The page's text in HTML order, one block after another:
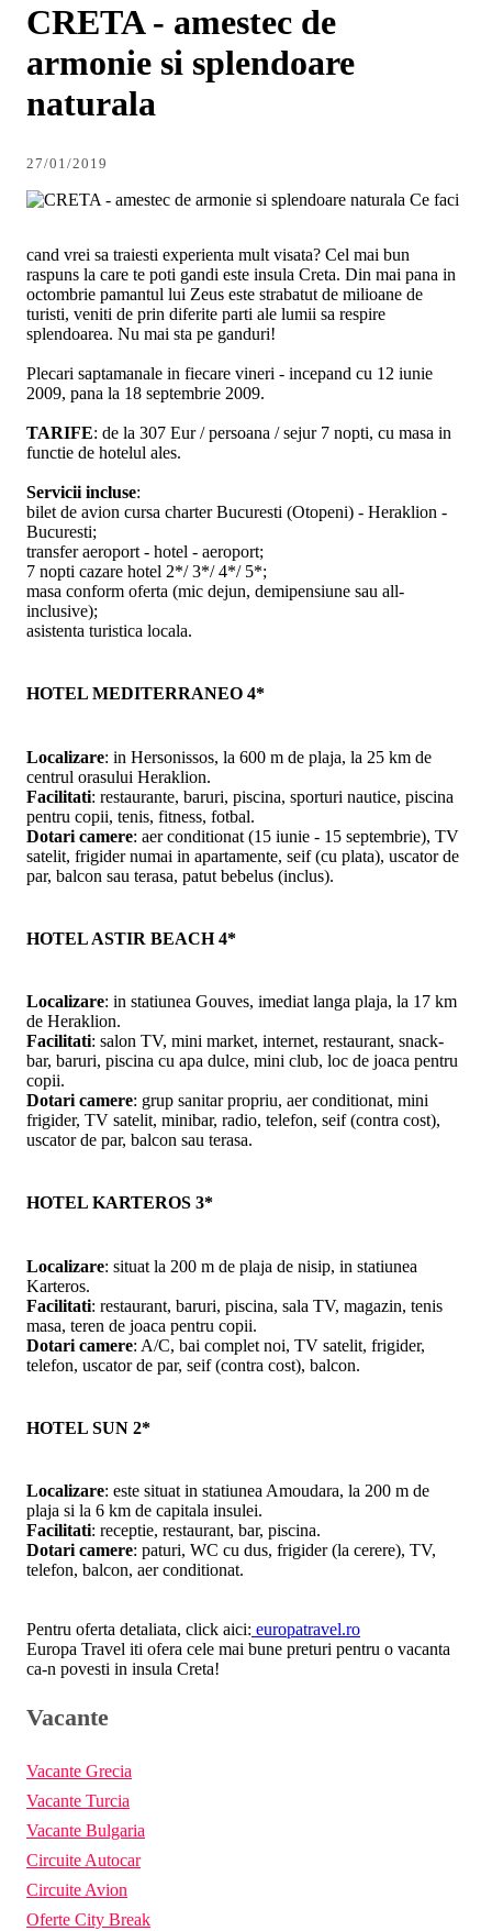
CRETA - amestec de
armonie si splendoare
naturala
27/01/2019
Ce faci
cand vrei sa traiesti experienta mult visata? Cel mai bun
raspuns la care te poti gandi este insula Creta. Din mai pana in
octombrie pamantul lui Zeus este strabatut de milioane de
turisti, veniti de prin diferite parti ale lumii sa respire
splendoarea. Nu mai sta pe ganduri!
Plecari saptamanale in fiecare vineri - incepand cu 12 iunie
2009, pana la 18 septembrie 2009.
TARIFE: de la 307 Eur / persoana / sejur 7 nopti, cu masa in
functie de hotelul ales.
Servicii incluse:
bilet de avion cursa charter Bucuresti (Otopeni) - Heraklion -
Bucuresti;
transfer aeroport - hotel - aeroport;
7 nopti cazare hotel 2*/ 3*/ 4*/ 5*;
masa conform oferta (mic dejun, demipensiune sau all-
inclusive);
asistenta turistica locala.
HOTEL MEDITERRANEO 4*
Localizare: in Hersonissos, la 600 m de plaja, la 25 km de
centrul orasului Heraklion.
Facilitati: restaurante, baruri, piscina, sporturi nautice, piscina
pentru copii, tenis, fitness, fotbal.
Dotari camere: aer conditionat (15 iunie - 15 septembrie), TV
satelit, frigider numai in apartamente, seif (cu plata), uscator de
par, balcon sau terasa, patut bebelus (inclus).
HOTEL ASTIR BEACH 4*
Localizare: in statiunea Gouves, imediat langa plaja, la 17 km
de Heraklion.
Facilitati: salon TV, mini market, internet, restaurant, snack-
bar, baruri, piscina cu apa dulce, mini club, loc de joaca pentru
copii.
Dotari camere: grup sanitar propriu, aer conditionat, mini
frigider, TV satelit, minibar, radio, telefon, seif (contra cost),
uscator de par, balcon sau terasa.
HOTEL KARTEROS 3*
Localizare: situat la 200 m de plaja de nisip, in statiunea
Karteros.
Facilitati: restaurant, baruri, piscina, sala TV, magazin, tenis
masa, teren de joaca pentru copii.
Dotari camere: A/C, bai complet noi, TV satelit, frigider,
telefon, uscator de par, seif (contra cost), balcon.
HOTEL SUN 2*
Localizare: este situat in statiunea Amoudara, la 200 m de
plaja si la 6 km de capitala insulei.
Facilitati: receptie, restaurant, bar, piscina.
Dotari camere: paturi, WC cu dus, frigider (la cerere), TV,
telefon, balcon, aer conditionat.
Pentru oferta detaliata, click aici: europatravel.ro
Europa Travel iti ofera cele mai bune preturi pentru o vacanta
ca-n povesti in insula Creta!
Vacante
Vacante Grecia
Vacante Turcia
Vacante Bulgaria
Circuite Autocar
Circuite Avion
Oferte City Break